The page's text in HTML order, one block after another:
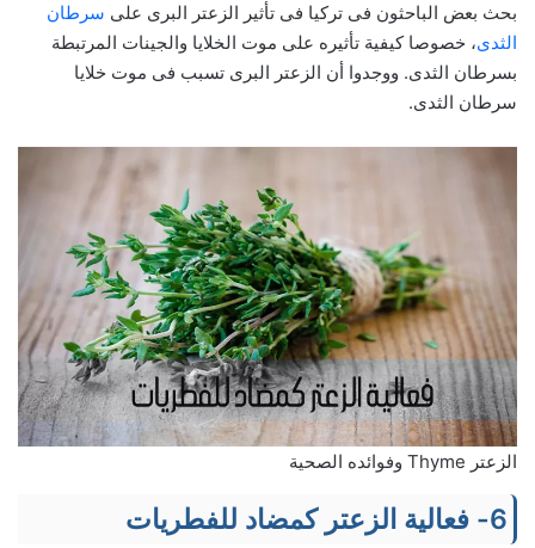
بحث بعض الباحثون فى تركيا فى تأثير الزعتر البرى على سرطان
الثدى، خصوصا كيفية تأثيره على موت الخلايا والجينات المرتبطة
بسرطان الثدى. ووجدوا أن الزعتر البرى تسبب فى موت خلايا
سرطان الثدى.
الزعتر Thyme وفوائده الصحية
6- فعالية الزعتر كمضاد للفطريات